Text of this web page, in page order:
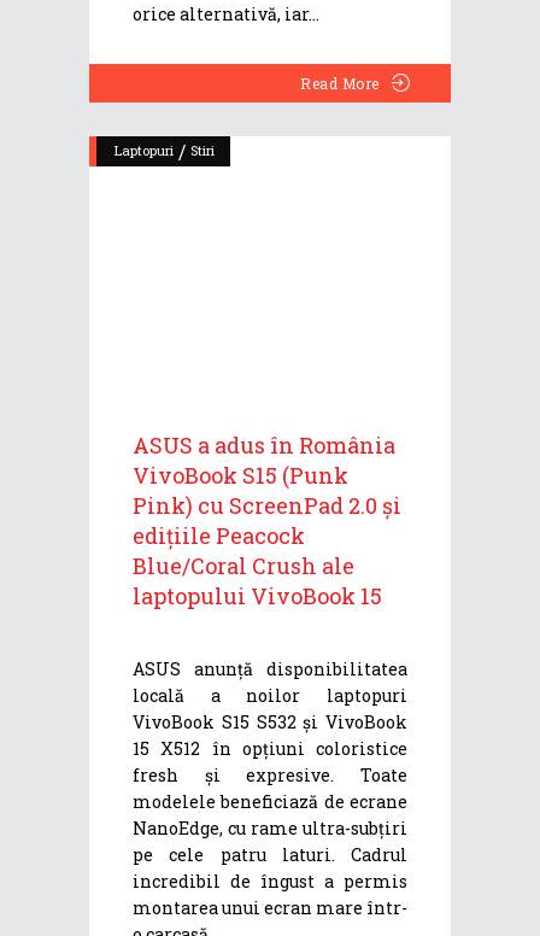
orice alternativă, iar
Read More
Laptopuri / Stiri
ASUS a adus în România
VivoBook S15 (Punk
Pink) cu ScreenPad 2.0 și
edițiile Peacock
Blue/Coral Crush ale
laptopului VivoBook 15
ASUS anunță disponibilitatea
locală a noilor laptopuri
VivoBook S15 S532 și VivoBook
15 X512 în opțiuni coloristice
fresh și expresive. Toate
modelele beneficiază de ecrane
NanoEdge, cu rame ultra-subțiri
pe cele patru laturi. Cadrul
incredibil de îngust a permis
montarea unui ecran mare într-